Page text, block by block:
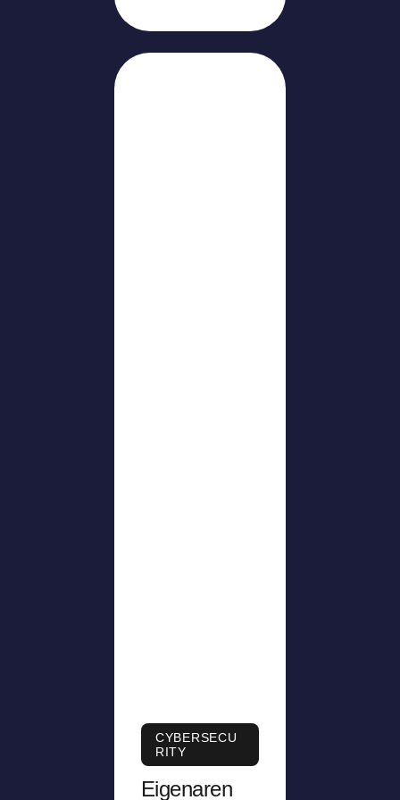
CYBERSECU
RITY
Eigenaren